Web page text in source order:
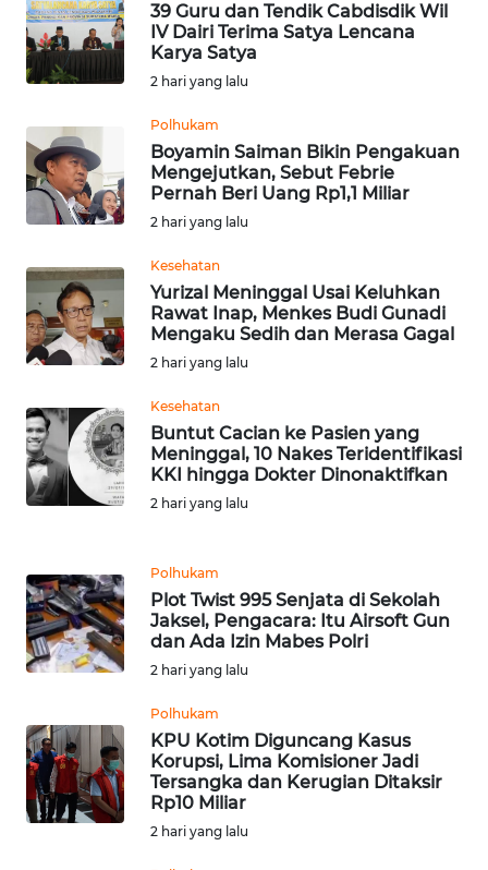
39 Guru dan Tendik Cabdisdik Wil
IV Dairi Terima Satya Lencana
Karya Satya
2 hari yang lalu
Polhukam
Boyamin Saiman Bikin Pengakuan
Mengejutkan, Sebut Febrie
Pernah Beri Uang Rp1,1 Miliar
2 hari yang lalu
Kesehatan
Yurizal Meninggal Usai Keluhkan
Rawat Inap, Menkes Budi Gunadi
Mengaku Sedih dan Merasa Gagal
2 hari yang lalu
Kesehatan
Buntut Cacian ke Pasien yang
Meninggal, 10 Nakes Teridentifikasi
KKI hingga Dokter Dinonaktifkan
2 hari yang lalu
Polhukam
Plot Twist 995 Senjata di Sekolah
Jaksel, Pengacara: Itu Airsoft Gun
dan Ada Izin Mabes Polri
2 hari yang lalu
Polhukam
KPU Kotim Diguncang Kasus
Korupsi, Lima Komisioner Jadi
Tersangka dan Kerugian Ditaksir
Rp10 Miliar
2 hari yang lalu
WN
KARO
WN
SIMALUNGUN
WN
LABUHANBATU
WN
TAPANULI
TENGAH
SERDANG
WN
TEBING
WN
PAKPAK
WN
KARAWANG
WN
BEKASI
WN